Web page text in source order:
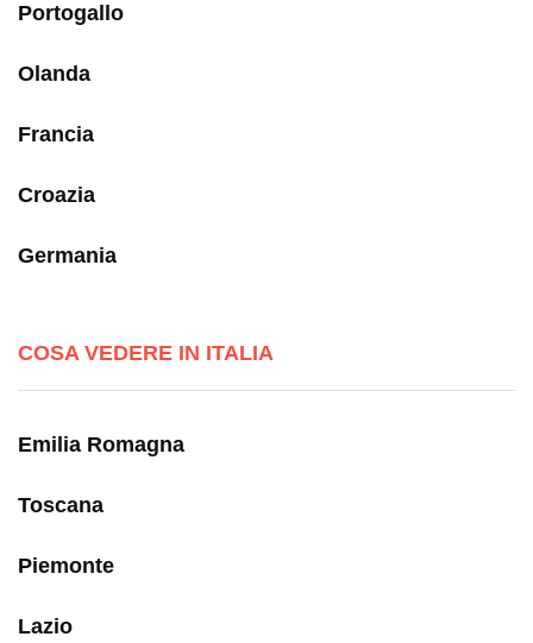
Portogallo
Olanda
Francia
Croazia
Germania
COSA VEDERE IN ITALIA
Emilia Romagna
Toscana
Piemonte
Lazio